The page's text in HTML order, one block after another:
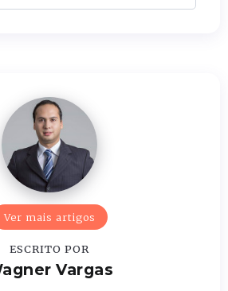
Ver mais artigos
ESCRITO POR
Vargas